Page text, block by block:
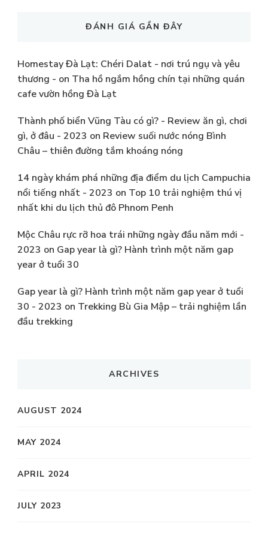
ĐÁNH GIÁ GẦN ĐÂY
Homestay Đà Lạt: Chéri Dalat - nơi trú ngụ và yêu
thương - on Tha hồ ngắm hồng chín tại những quán
cafe vườn hồng Đà Lạt
Thành phố biển Vũng Tàu có gì? - Review ăn gì, chơi
gì, ở đâu - 2023 on Review suối nước nóng Bình
Châu – thiên đường tắm khoáng nóng
14 ngày khám phá những địa điểm du lịch Campuchia
nổi tiếng nhất - 2023 on Top 10 trải nghiệm thú vị
nhất khi du lịch thủ đô Phnom Penh
Mộc Châu rực rỡ hoa trái những ngày đầu năm mới -
2023 on Gap year là gì? Hành trình một năm gap
year ở tuổi 30
Gap year là gì? Hành trình một năm gap year ở tuổi
30 - 2023 on Trekking Bù Gia Mập – trải nghiệm lần
đầu trekking
ARCHIVES
AUGUST 2024
MAY 2024
APRIL 2024
JULY 2023